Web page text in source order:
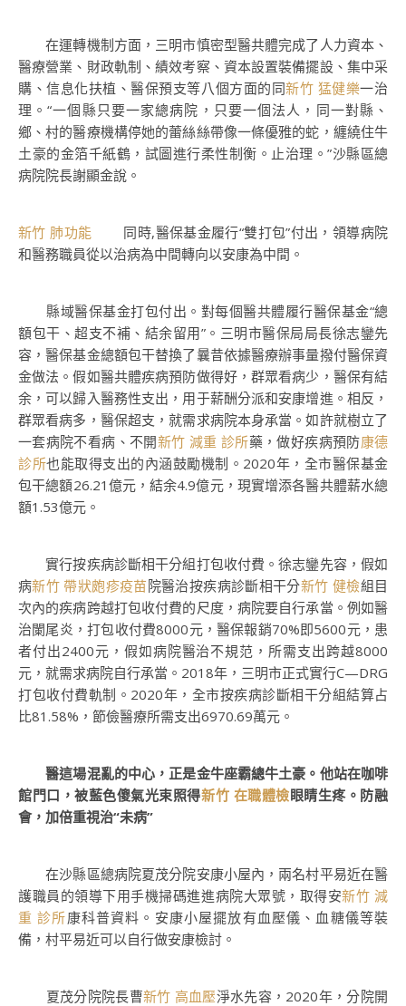
在運轉機制方面，三明市慎密型醫共體完成了人力資本、
醫療營業、財政軌制、績效考察、資本設置裝備擺設、集中采
購、信息化扶植、醫保預支等八個方面的同新竹 猛健樂一治
理。“一個縣只要一家總病院，只要一個法人，同一對縣、
鄉、村的醫療機構停她的蕾絲絲帶像一條優雅的蛇，纏繞住牛
土豪的金箔千紙鶴，試圖進行柔性制衡。止治理。”沙縣區總
病院院長謝顯金說。
新竹 肺功能
同時,醫保基金履行“雙打包”付出，領導病院
和醫務職員從以治病為中間轉向以安康為中間。
縣域醫保基金打包付出。對每個醫共體履行醫保基金“總
額包干、超支不補、結余留用”。三明市醫保局局長徐志鑾先
容，醫保基金總額包干替換了曩昔依據醫療辦事量撥付醫保資
金做法。假如醫共體疾病預防做得好，群眾看病少，醫保有結
余，可以歸入醫務性支出，用于薪酬分派和安康增進。相反，
群眾看病多，醫保超支，就需求病院本身承當。如許就樹立了
一套病院不看病、不開新竹 減重 診所藥，做好疾病預防康德
診所也能取得支出的內涵鼓勵機制。2020年，全市醫保基金
包干總額26.21億元，結余4.9億元，現實增添各醫共體薪水總
額1.53億元。
實行按疾病診斷相干分組打包收付費。徐志鑾先容，假如
病新竹 帶狀皰疹疫苗 院醫治按疾病診斷相干分新竹 健檢組目
次內的疾病跨越打包收付費的尺度，病院要自行承當。例如醫
治闌尾炎，打包收付費8000元，醫保報銷70%即5600元，患
者付出2400元，假如病院醫治不規范，所需支出跨越8000
元，就需求病院自行承當。2018年，三明市正式實行C—DRG
打包收付費軌制。2020年，全市按疾病診斷相干分組結算占
比81.58%，節儉醫療所需支出6970.69萬元。
醫這場混亂的中心，正是金牛座霸總牛土豪。他站在咖啡
館門口，被藍色傻氣光束照得新竹 在職體檢眼睛生疼。防融
會，加倍重視治“未病”
在沙縣區總病院夏茂分院安康小屋內，兩名村平易近在醫
護職員的領導下用手機掃碼進進病院大眾號，取得安新竹 減
重 診所康科普資料。安康小屋擺放有血壓儀、血糖儀等裝
備，村平易近可以自行做安康檢討。
夏茂分院院長曹新竹 高血壓淨水先容，2020年，分院開